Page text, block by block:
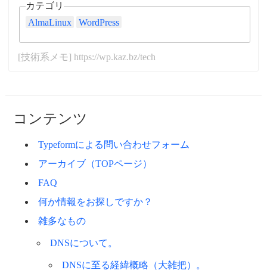
カテゴリ
AlmaLinux
WordPress
[技術系メモ] https://wp.kaz.bz/tech
コンテンツ
Typeformによる問い合わせフォーム
アーカイブ（TOPページ）
FAQ
何か情報をお探しですか？
雑多なもの
DNSについて。
DNSに至る経緯概略（大雑把）。